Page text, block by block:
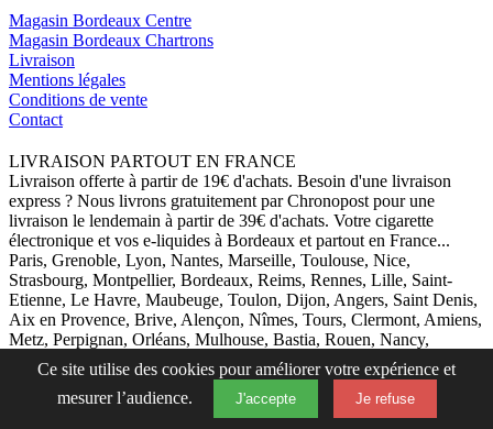
Magasin Bordeaux Centre
Magasin Bordeaux Chartrons
Livraison
Mentions légales
Conditions de vente
Contact
LIVRAISON PARTOUT EN FRANCE
Livraison offerte à partir de 19€ d'achats. Besoin d'une livraison
express ? Nous livrons gratuitement par Chronopost pour une
livraison le lendemain à partir de 39€ d'achats. Votre cigarette
électronique et vos e-liquides à Bordeaux et partout en France...
Paris, Grenoble, Lyon, Nantes, Marseille, Toulouse, Nice,
Strasbourg, Montpellier, Bordeaux, Reims, Rennes, Lille, Saint-
Etienne, Le Havre, Maubeuge, Toulon, Dijon, Angers, Saint Denis,
Aix en Provence, Brive, Alençon, Nîmes, Tours, Clermont, Amiens,
Metz, Perpignan, Orléans, Mulhouse, Bastia, Rouen, Nancy,
Limoges, Avignon, Pau, Caen, Blois, Poitiers, Arles, la Corse,
Tarbes, la Rochelle, Le Mans, Brest etc... Et si la législation de votre
pays le permet par colissimo, en Suisse, Luxembourg, Monaco,
Ce site utilise des cookies pour améliorer votre expérience et
mesurer l’audience.
J'accepte Je refuse